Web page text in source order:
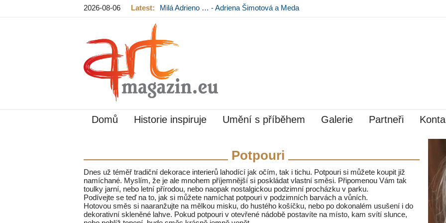
2026-08-06 Latest:
Milá Adrieno … - Adriena Šimotová a Meda
Domů Historie inspiruje Umění s příběhem Galerie Partneři
Potpouri
Dnes už téměř tradiční dekorace interierů lahodící jak očím, tak i tichu. Potpouri si můžete koupit již
namíchané. Myslím, že je ale mnohem příjemnější si poskládat vlastní směsi. Připomenou Vám tak
toulky jarní, nebo letní přírodou, nebo naopak nostalgickou podzimní procházku v parku.
Podívejte se teď na to, jak si můžete namíchat potpouri v podzimních barvách a vůních.
Hotovou směs si naaranžujte na mělkou misku, do hustého košíčku, nebo po dokonalém usušení i do
dekorativní skleněné lahve. Pokud potpouri v otevřené nádobě postavíte na místo, kam svítí slunce,